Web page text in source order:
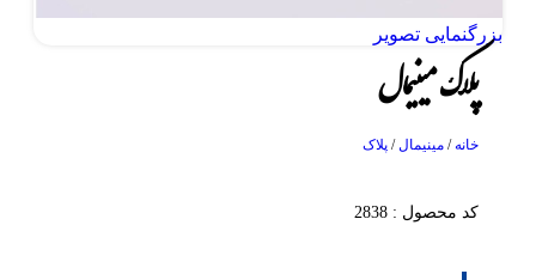
بزرگنمایی تصویر
پلاک مینیمال
خانه/ مینیمال/ پلاک
کد محصول : 2838